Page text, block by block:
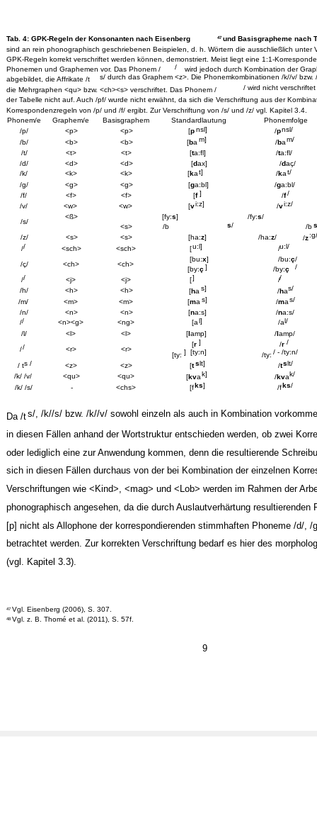
9
Tab. 4: GPK-Regeln der Konsonanten nach Eisenberg 47 und Basisgrapheme nach
sind an rein phonographisch geschriebenen Beispielen, d. h. Wörtern die ausschließlich unter
GPK-Regeln korrekt verschriftet werden können, demonstriert. Meist liegt eine 1:1-
Phonemen und Graphemen vor. Das Phonem /
/
wird jedoch durch Kombination der
abgebildet, die Affrikate /t
s/ durch das Graphem <z>. Die Phonemkombinationen /k//v/ bzw.
die Mehrgraphen <qu> bzw. <ch><s> verschriftet. Das Phonem /
/ wird nicht
der Tabelle nicht auf. Auch /pf/ wurde nicht erwähnt, da sich die Verschriftung aus der
Korrespondenzregeln von /p/ und /f/ ergibt. Zur Verschriftung von /s/ und /z/ vgl. Kapitel 3.4.
Phonem/e
Graphem/e Basisgraphem Standardlautung
Phonemfolge
/p/
<p> <p> [pnsl] /pnsl/
/b/
<b> <b> [ba m] /bam/
/t/
<t> <t> [ta:fl] /ta:fl/
/d/
<d> <d> [dax] /daç/
/k/
<k> <k> [kat] /kat/
/g/
<g> <g> [ga:bl] /ga:bl/
/f/
<f> <f> [f ] /f/
/v/
<w> <w> [vi:z] /vi:z/
/s/
<ß>
<s>
[fy:s]
/b
s/
/fy:s/
/bs
/z/
<s> <s> [ha:z] /ha:z/ /z
// <sch> <sch> [u:l] /u:l/
/ç/ <ch> <ch>
[bu:x]
[by:ç ]
/bu:ç/
/by:ç
/
// <j> <j> [] //
/h/
<h> <h> [ha s] /has/
/m/
<m> <m> [ma s] /ma s/
/n/
<n> <n> [na:s] /na:s/
// <n><g> <ng> [al] /al/
/l/
<l> <l> [lamp] /lamp/
// <r> <r>
[r ]
[ty: ] ­ [ty:n]
/r /
/ty: / - /ty:n/
/ ts / <z> <z> [t slt] /tslt/
/k/ /v/
<qu> <qu> [kva k] /kvak/
/k/ /s/
- <chs> [fks] /fks/
Da /ts/, /k//s/ bzw. /k//v/ sowohl einzeln als auch in Kombination
in diesen Fällen anhand der Wortstruktur entschieden werden, ob zwei
oder lediglich eine zur Anwendung kommen, denn die resultierende
sich in diesen Fällen durchaus von der bei Kombination der einzelnen
Verschriftungen wie <Kind>, <mag> und <Lob> werden im Rahmen der
phonographisch angesehen, da die durch Auslautverhärtung resultierenden
[p] nicht als Allophone der korrespondierenden stimmhaften Phoneme /d/, /
betrachtet werden. Zur korrekten Verschriftung bedarf es hier des
(vgl. Kapitel 3.3).
47 Vgl. Eisenberg (2006), S. 307.
48 Vgl. z. B. Thomé et al. (2011), S. 57f.